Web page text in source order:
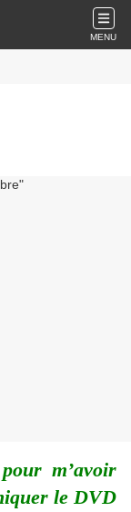
MENU
m’avoir
le DVD